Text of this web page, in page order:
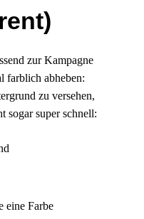
zur Kampagne
farblich abheben:
zu versehen,
sogar super schnell:
eine Farbe